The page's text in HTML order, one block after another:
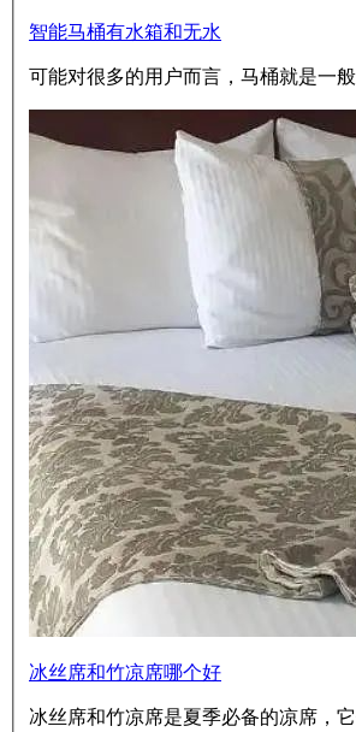
智能马桶有水箱和无水
可能对很多的用户而言，马桶就是一
冰丝席和竹凉席哪个好
冰丝席和竹凉席是夏季必备的凉席，